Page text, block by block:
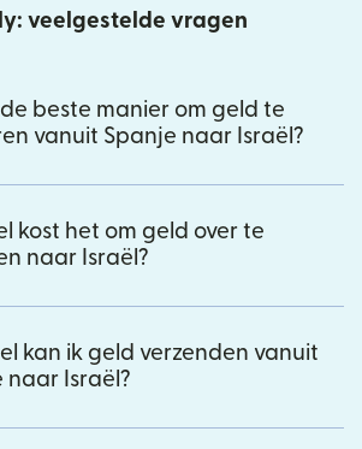
veelgestelde vragen
beste manier om geld te
vanuit Spanje naar Israël?
kost het om geld over te
naar Israël?
kan ik geld verzenden vanuit
naar Israël?